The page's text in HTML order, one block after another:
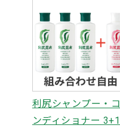
利尻シャンプー・コ
ンディショナー 3+1